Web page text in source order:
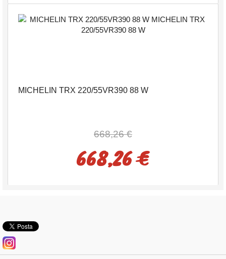
MICHELIN TRX 220/55VR390 88 W
668,26 €
668,26 €